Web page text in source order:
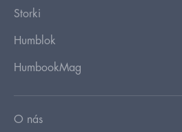
Storki
Humblok
HumbookMag
O nás